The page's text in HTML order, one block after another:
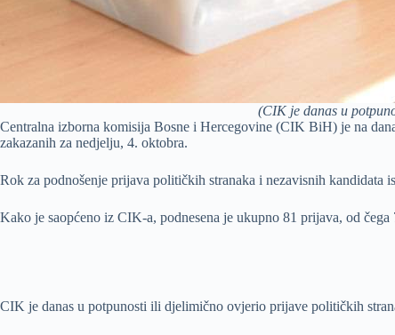
(CIK je danas u
Centralna izborna komisija Bosne i Hercegovine (CIK BiH) je na
zakazanih za nedjelju, 4. oktobra.
Rok za podnošenje prijava političkih stranaka i nezavisnih kandidata
Kako je saopćeno iz CIK-a, podnesena je ukupno 81 prijava, od
CIK je danas u potpunosti ili djelimično ovjerio prijave političkih